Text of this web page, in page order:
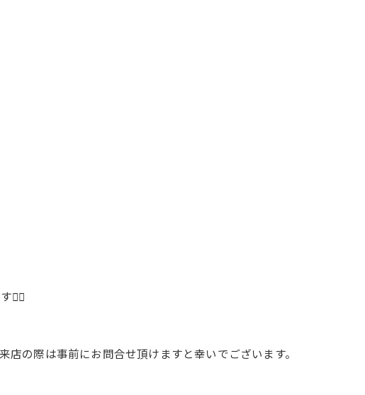
🙇‍♂️
の際は事前にお問合せ頂けますと幸いでございます。